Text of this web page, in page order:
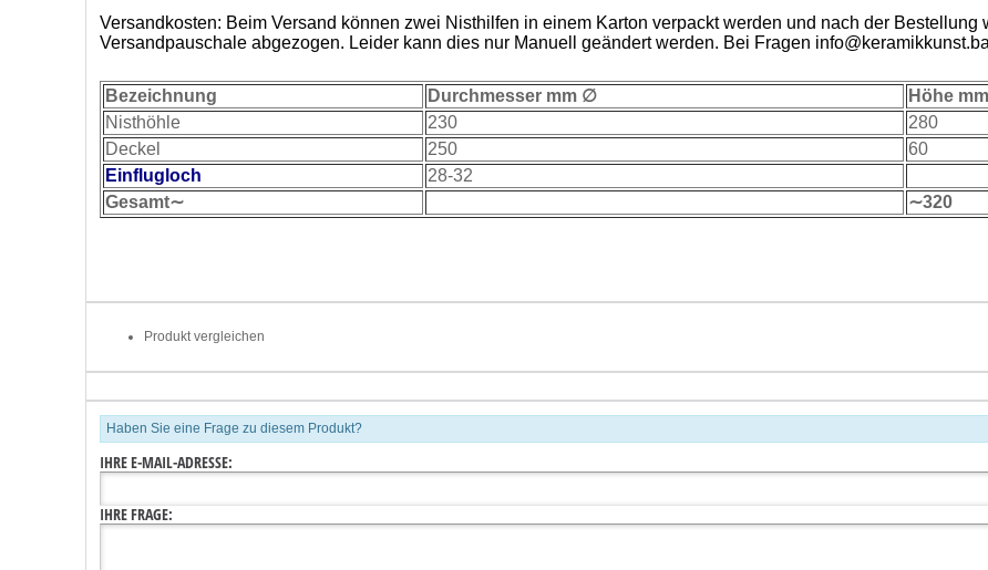
Versandkosten: Beim Versand können zwei Nisthilfen in einem Karton verpackt werden und nach der Bestellung
Versandpauschale abgezogen. Leider kann dies nur Manuell geändert werden. Bei Fragen
Bezeichnung Durchmesser mm ∅ Höhe mm
Nisthöhle
230 280
Deckel
250 60
Einflugloch
28-32
Gesamt∼
∼320
Produkt vergleichen
Haben Sie eine Frage zu diesem Produkt?
IHRE E-MAIL-ADRESSE:
IHRE FRAGE: